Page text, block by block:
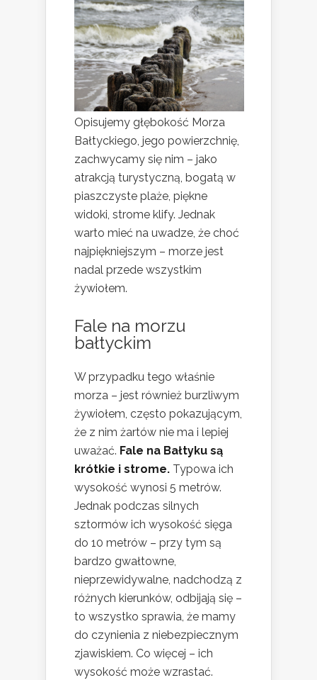
Opisujemy głębokość Morza
Bałtyckiego, jego powierzchnię,
zachwycamy się nim – jako
atrakcją turystyczną, bogatą w
piaszczyste plaże, piękne
widoki, strome klify. Jednak
warto mieć na uwadze, że choć
najpiękniejszym – morze jest
nadal przede wszystkim
żywiołem.
Fale na morzu
bałtyckim
W przypadku tego właśnie
morza – jest również burzliwym
żywiołem, często pokazującym,
że z nim żartów nie ma i lepiej
uważać. Fale na Bałtyku są
krótkie i strome. Typowa ich
wysokość wynosi 5 metrów.
Jednak podczas silnych
sztormów ich wysokość sięga
do 10 metrów – przy tym są
bardzo gwałtowne,
nieprzewidywalne, nadchodzą z
różnych kierunków, odbijają się –
to wszystko sprawia, że mamy
do czynienia z niebezpiecznym
zjawiskiem. Co więcej – ich
wysokość może wzrastać.